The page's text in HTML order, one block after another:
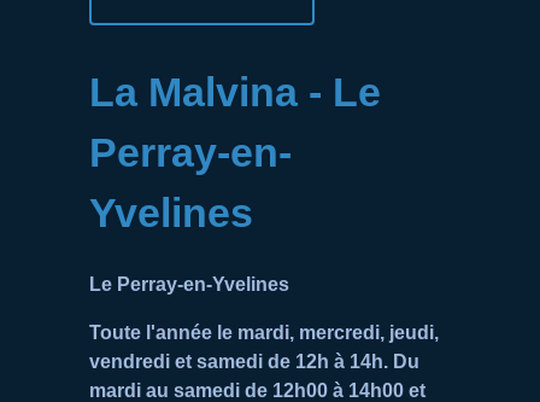
La Malvina - Le
Perray-en-
Yvelines
Le Perray-en-Yvelines
Toute l'année le mardi, mercredi, jeudi,
vendredi et samedi de 12h à 14h. Du
mardi au samedi de 12h00 à 14h00 et